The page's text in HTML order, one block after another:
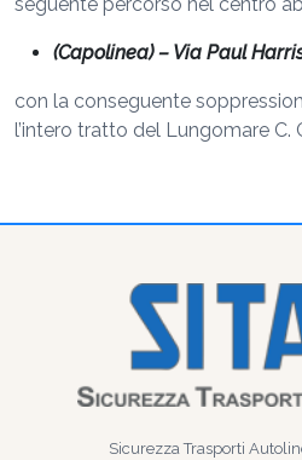
(Capolinea) – Via Paul
con la conseguente
l’intero tratto del Lungomare C.
Sicurezza Trasporti